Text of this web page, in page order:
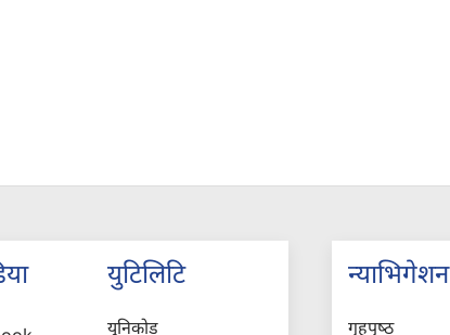
युटिलिटि
युनिकोड
न्याभिगेशन
गृहपृष्‍ठ